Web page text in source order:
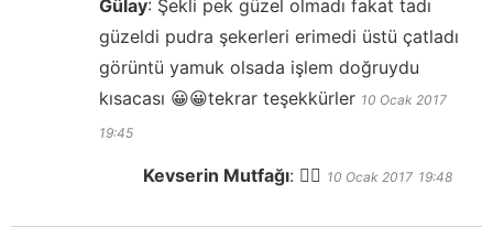
Gülay: Şekli pek güzel olmadı fakat tadı
güzeldi pudra şekerleri erimedi üstü çatladı
görüntü yamuk olsada işlem doğruydu
kısacası 😀😀tekrar teşekkürler 10 Ocak 2017
19:45
Kevserin Mutfağı: 👍🏻 10 Ocak 2017 19:48